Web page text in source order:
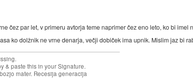
čez par let, v primeru avtorja teme naprimer čez eno leto, ko bi imel
ko dolžnik ne vrne denarja, večji dobiček ima upnik. Mislim jaz bi
& paste this in your Signature.
mater. Recesija generacija